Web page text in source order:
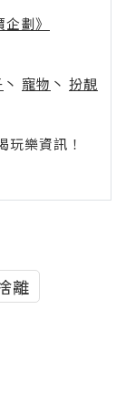
劃》
丶 寵物 丶 扮靚
樂資訊！
離